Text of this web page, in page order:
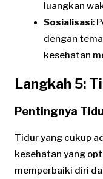
luangkan
Sosialisasi:
dengan
kesehatan
Langkah 5:
Pentingnya
Tidur yang cukup
kesehatan yang
memperbaiki diri